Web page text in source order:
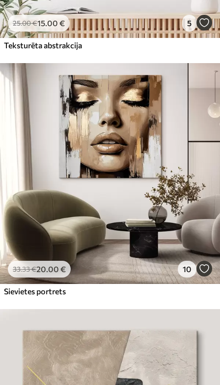
25.00€15.00 € 5
Teksturēta abstrakcija
33.33€20.00 € 10
Sievietes portrets